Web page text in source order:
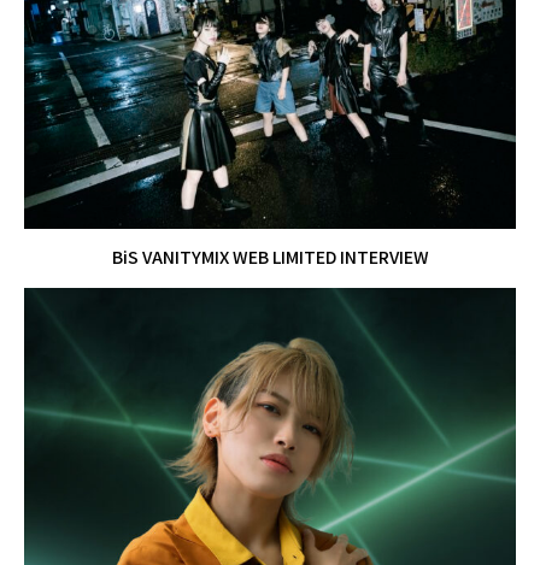
BiS VANITYMIX WEB LIMITED INTERVIEW